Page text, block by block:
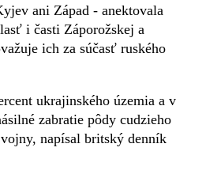
ani Západ - anektovala
i časti Záporožskej a
ich za súčasť ruského
ukrajinského územia a v
zabratie pôdy cudzieho
napísal britský denník